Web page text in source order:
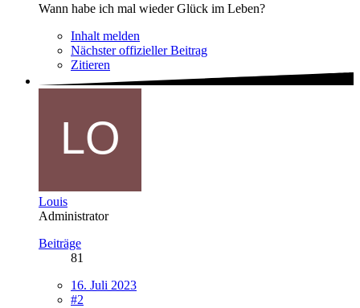
Wann habe ich mal wieder Glück im Leben?
Inhalt melden
Nächster offizieller Beitrag
Zitieren
Louis
Administrator
Beiträge
81
16. Juli 2023
#2